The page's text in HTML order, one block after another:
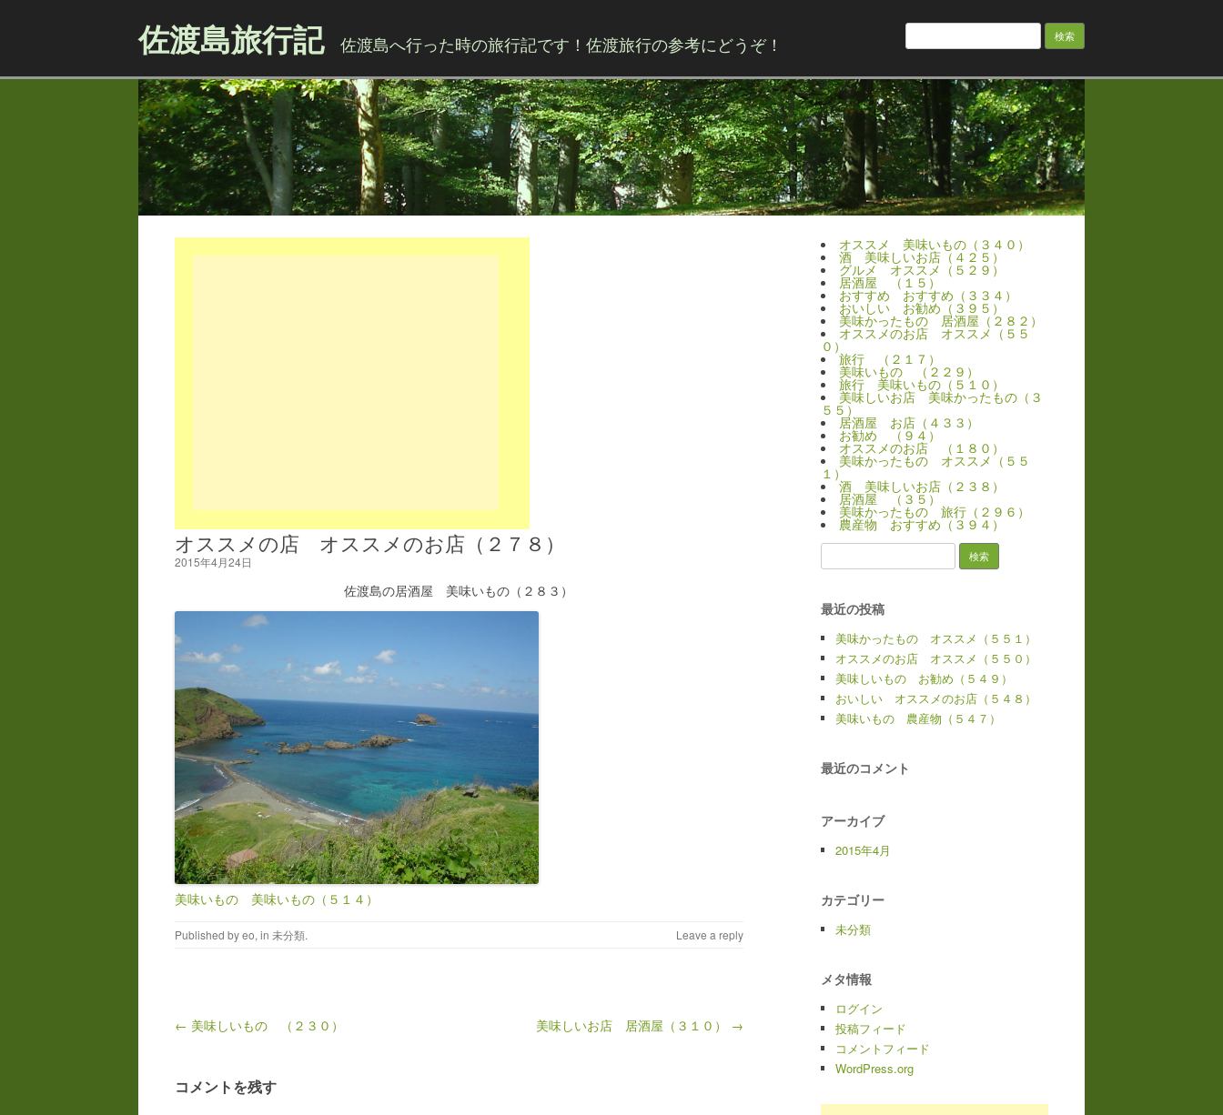
佐渡島旅行記 佐渡島へ行った時の旅行記です！佐渡旅行の参考にどうぞ！
検
オススメの店 オススメのお店（２７８）
2015年4月24日
佐渡島の居酒屋 美味いもの（２８３）
美味いもの 美味いもの（５１４）
Published byeo, in 未分類. Leave a reply
Post navigation
← 美味しいもの （２３０） 美味しいお店 居酒屋（３１０） →
コメントを残す
オススメ 美味いもの（３４０）
酒 美味しいお店（４２５）
グルメ オススメ（５２９）
居酒屋 （１５）
おすすめ おすすめ（３３４）
おいしい お勧め（３９５）
美味かったもの 居酒屋（２８２）
オススメのお店 オススメ（５５
０）
旅行 （２１７）
美味いもの （２２９）
旅行 美味いもの（５１０）
美味しいお店 美味かったもの（３
５５）
居酒屋 お店（４３３）
お勧め （９４）
オススメのお店 （１８０）
美味かったもの オススメ（５５
１）
酒 美味しいお店（２３８）
居酒屋 （３５）
美味かったもの 旅行（２９６）
農産物 おすすめ（３９４）
索:
最近の投稿
美味かったもの オススメ（５５１）
オススメのお店 オススメ（５５０）
美味しいもの お勧め（５４９）
おいしい オススメのお店（５４８）
美味いもの 農産物（５４７）
最近のコメント
アーカイブ
2015年4月
カテゴリー
未分類
メタ情報
ログイン
投稿フィード
コメントフィード
WordPress.org